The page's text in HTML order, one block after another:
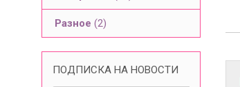
Разное (2)
ПОДПИСКА НА НОВОСТИ